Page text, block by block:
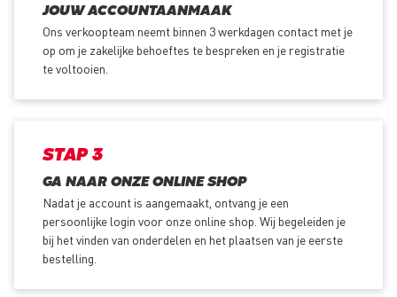
JOUW ACCOUNTAANMAAK
Ons verkoopteam neemt binnen 3 werkdagen contact met je
op om je zakelijke behoeftes te bespreken en je registratie
te voltooien.
STAP 3
GA NAAR ONZE ONLINE SHOP
Nadat je account is aangemaakt, ontvang je een
persoonlijke login voor onze online shop. Wij begeleiden je
bij het vinden van onderdelen en het plaatsen van je eerste
bestelling.